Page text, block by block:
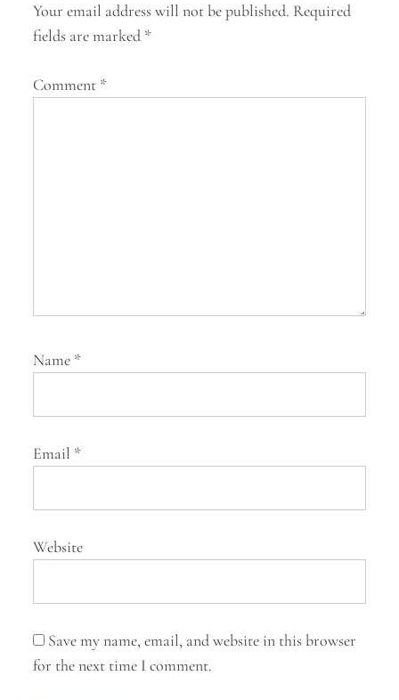
g
t
Your email address will not be published. Required
fields are marked *
Comment *
Name *
Email *
Website
Save my name, email, and website in this browser
for the next time I comment.